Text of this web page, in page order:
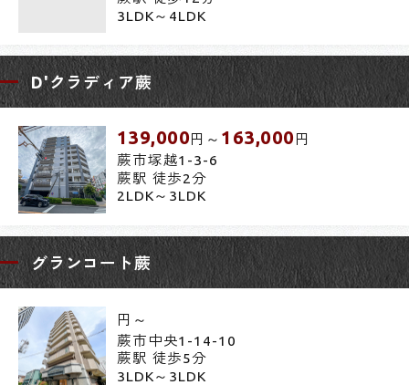
3LDK～4LDK
D'クラディア蕨
139,000 円～ 163,000 円
蕨市塚越1-3-6
蕨駅 徒歩2分
2LDK～3LDK
グランコート蕨
円～
蕨市中央1-14-10
蕨駅 徒歩5分
3LDK～3LDK